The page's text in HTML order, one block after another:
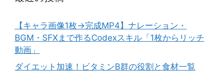
【キャラ画像1枚→完成MP4】ナレーション・
BGM・SFXまで作るCodexスキル「1枚からリッチ
動画」
ダイエット加速！ビタミンB群の役割と食材一覧